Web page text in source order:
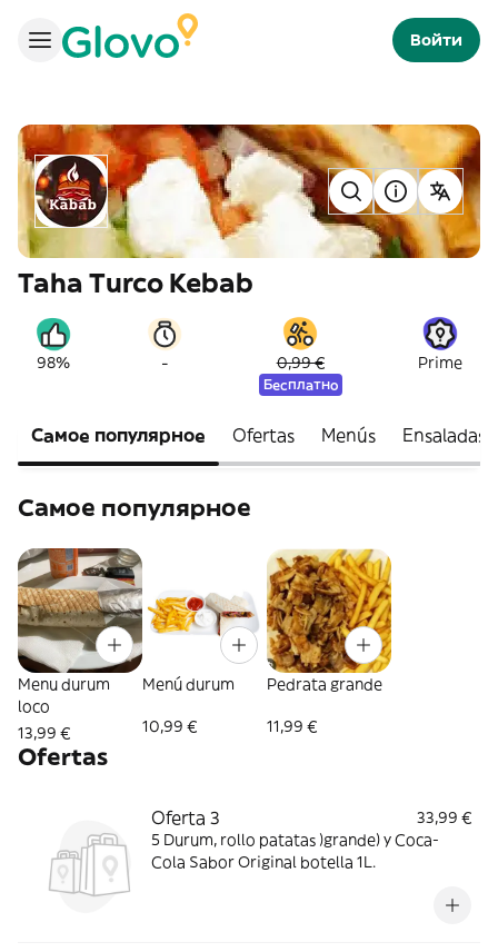
Войти
Taha Turco Kebab
98% - 0,99 €
Бесплатно
Prime
Самое популярное Ofertas Menús Ensaladas
Самое популярное
Menu durum
loco
13,99 €
Menú durum
10,99 €
Pedrata grande
11,99 €
Ofertas
Oferta 3
33,99 €
5 Durum, rollo patatas )grande) y Coca-
Cola Sabor Original botella 1L.